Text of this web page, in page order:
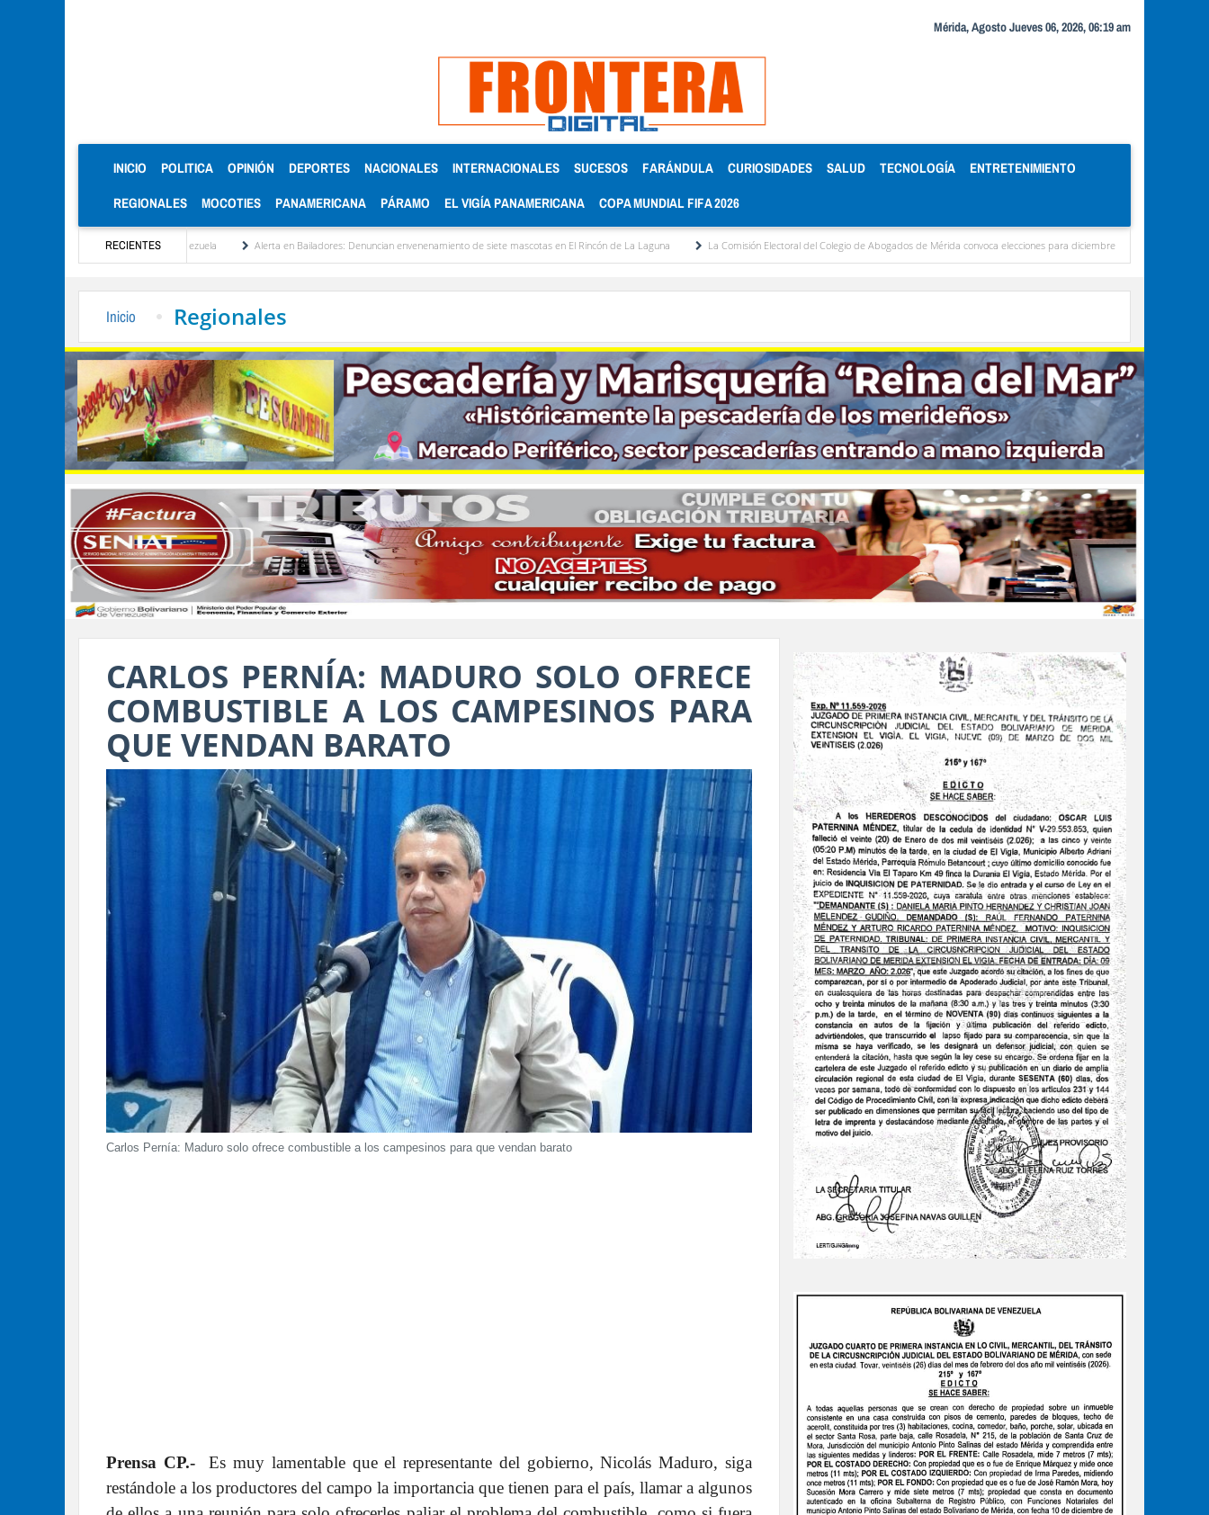
Mérida, Agosto Jueves 06, 2026, 06:19 am
INICIO (CURRENT)
POLITICA OPINIÓN DEPORTES NACIONALES INTERNACIONALES SUCESOS FARÁNDULA CURIOSIDADES SALUD TECNOLOGÍA ENTRETENIMIENTO
REGIONALES MOCOTIES PANAMERICANA PÁRAMO EL VIGÍA PANAMERICANA COPA MUNDIAL FIFA 2026
RECIENTES
de Venezuela Alerta en Bailadores: Denuncian envenenamiento de siete mascotas en El Rincón de La Laguna La Comisión Electoral del Colegio de Abogados de Mérida convoca elecciones para diciembre Miranda concentra casi el 77 %
Inicio Regionales
CARLOS PERNÍA: MADURO SOLO OFRECE
COMBUSTIBLE A LOS CAMPESINOS PARA
QUE VENDAN BARATO
Carlos Pernía: Maduro solo ofrece combustible a los campesinos para que vendan barato
Prensa CP.-Es muy lamentable que el representante del gobierno, Nicolás Maduro, siga
restándole a los productores del campo la importancia que tienen para el país, llamar a algunos